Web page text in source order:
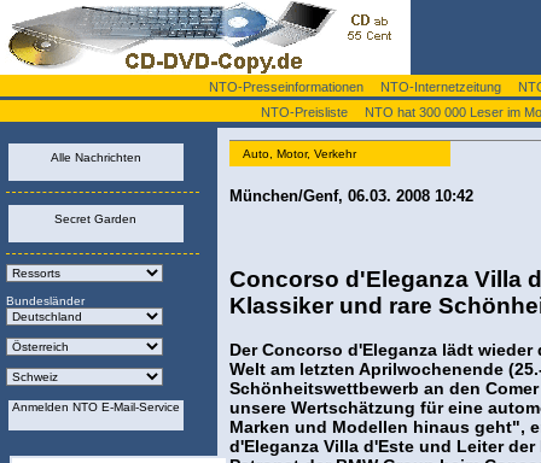
NTO-Presseinformationen NTO-Internetzeitung
NTO-Preisliste
NTO hat 300 000 Leser im
Alle Nachrichten
Secret Garden
Bundesländer
Anmelden NTO E-Mail-Service
Auto, Motor, Verkehr
München/Genf, 06.03. 2008 10:42
Concorso d'Eleganza Villa
Klassiker und rare
Der Concorso d'Eleganza lädt
Welt am letzten Aprilwochenende
Schönheitswettbewerb an den
unsere Wertschätzung für eine
Marken und Modellen hinaus geht",
d'Eleganza Villa d'Este und Leiter